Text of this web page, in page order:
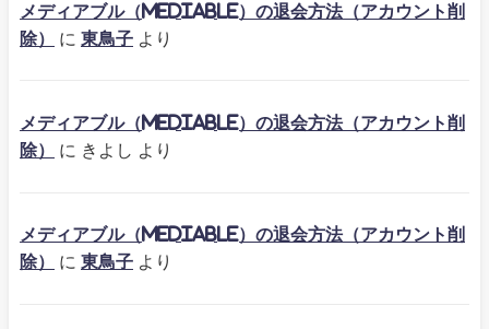
メディアブル（mediable）の退会方法（アカウント削
除）
に 東鳥子 より
メディアブル（mediable）の退会方法（アカウント削
除）
に きよし より
メディアブル（mediable）の退会方法（アカウント削
除）
に 東鳥子 より